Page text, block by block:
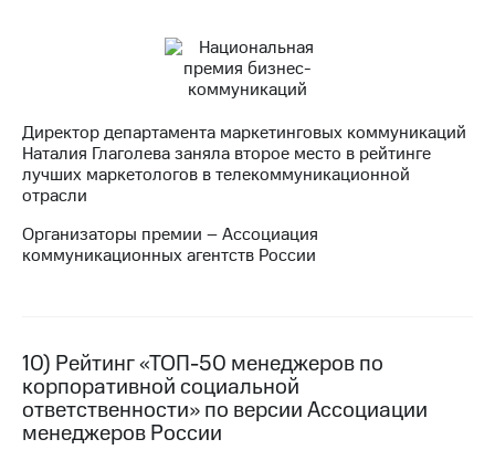
Директор департамента маркетинговых коммуникаций
Наталия Глаголева заняла второе место в рейтинге
лучших маркетологов в телекоммуникационной
отрасли
Организаторы премии – Ассоциация
коммуникационных агентств России
10) Рейтинг «ТОП-50 менеджеров по
корпоративной социальной
ответственности» по версии Ассоциации
менеджеров России